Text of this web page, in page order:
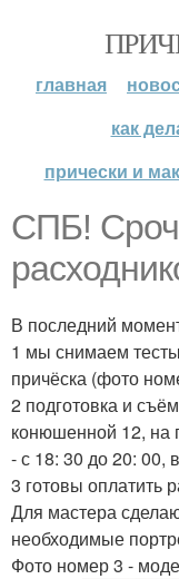
главная
как
прически и
СПБ!
В последний
1 мы снимаем
причёска (фото
2 подготовка и
конюшенной 12, на
- с 18: 30 до 20: 00,
3 готовы оплатить
Для мастера
необходимые
Фото номер 3 -